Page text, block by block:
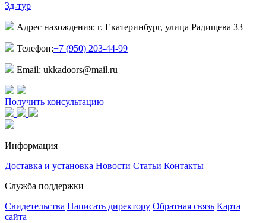
3д-тур
Адрес нахождения: г. Екатеринбург, улица Радищева 33
Телефон:+7 (950) 203-44-99
Email: ukkadoors@mail.ru
Получить консультацию
Информация
Доставка и установка Новости Статьи Контакты
Служба поддержки
Свидетельства Написать директору Обратная связь Карта
сайта